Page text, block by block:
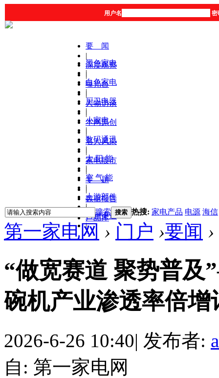
用户名 密
要 闻
|
深度观察
|
曝光台
|
人物访谈
|
本网原创
|
名人风采
|
家电股市
|
专 题
|
数据报告
|
产品库
黑色家电
|
白色家电
|
厨卫电器
|
小家电
|
数码通讯
|
太 阳 能
|
空 气 能
|
上游部件
|
营销渠道
|
搜索 搜索 热搜: 家电产品 电源 海信
第一家电网 › 门户 ›要闻 ›
“做宽赛道 聚势普
碗机产业渗透率倍
2026-6-26 10:40| 发布者:
自: 第一家电网